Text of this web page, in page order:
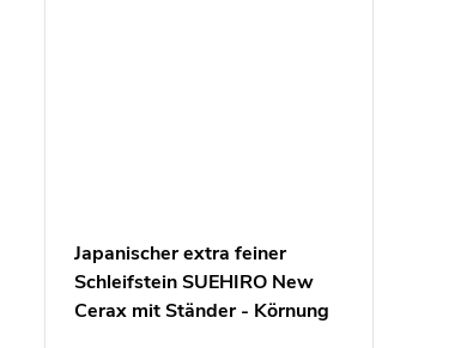
Japanischer extra feiner
Schleifstein SUEHIRO New
Cerax mit Ständer - Körnung